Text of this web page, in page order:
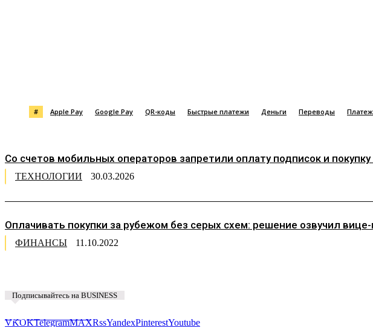
# Apple Pay Google Pay QR-коды Быстрые платежи Деньги Переводы
Со счетов мобильных операторов запретили оплату подписок и
ТЕХНОЛОГИИ 30.03.2026
Оплачивать покупки за рубежом без серых схем: решение озвучил
ФИНАНСЫ 11.10.2022
Подписывайтесь на BUSINESS
VKOKTelegramMAXRssYandexPinterestYoutube